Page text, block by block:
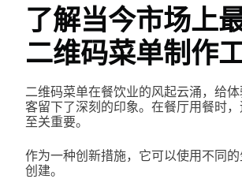
了解当今市场上
二维码菜单制作
二维码菜单在餐饮业的风起云涌，给
客留下了深刻的印象。在餐厅用餐时
至关重要。
作为一种创新措施，它可以使用不同
创建。